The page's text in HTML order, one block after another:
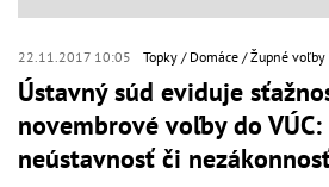
22.11.2017 10:05 Topky Domáce Župné
Ústavný súd eviduje
novembrové voľby do VÚC:
neústavnosť či